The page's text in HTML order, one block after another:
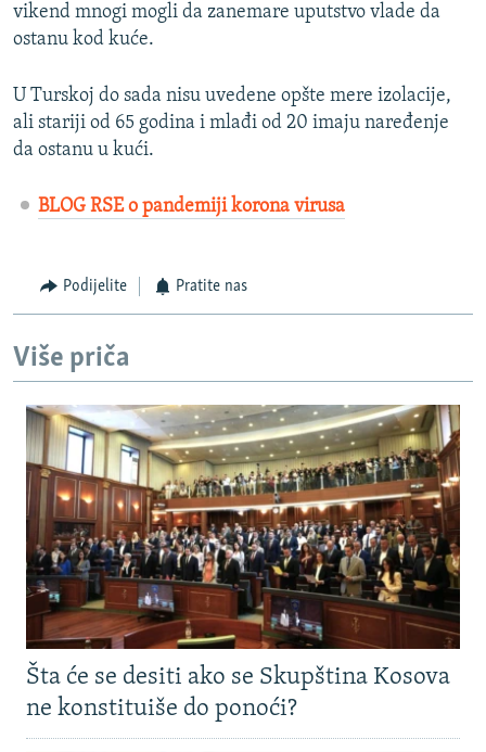
vikend mnogi mogli da zanemare uputstvo vlade da
ostanu kod kuće.
U Turskoj do sada nisu uvedene opšte mere izolacije,
ali stariji od 65 godina i mlađi od 20 imaju naređenje
da ostanu u kući.
BLOG RSE o pandemiji korona virusa
Podijelite Pratite nas
Više priča
Šta će se desiti ako se Skupština Kosova
ne konstituiše do ponoći?